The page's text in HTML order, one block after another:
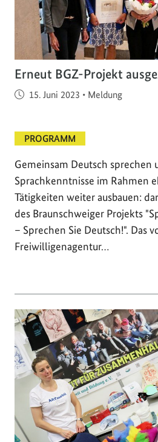
Erneut BGZ-Projekt
Veröffentlicht am
15. Juni 2023 • Meldung
PROGRAMM
Gemeinsam Deutsch sprechen
Sprachkenntnisse im Rahmen
Tätigkeiten weiter ausbauen:
des Braunschweiger Projekts
– Sprechen Sie Deutsch!". Das
Freiwilligenagentur…